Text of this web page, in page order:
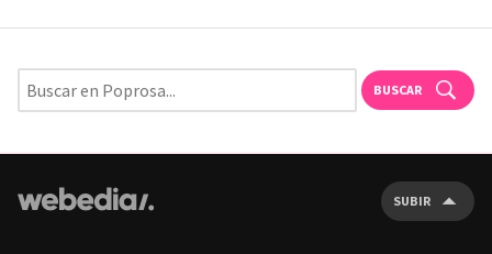
BUSCAR
SUBIR